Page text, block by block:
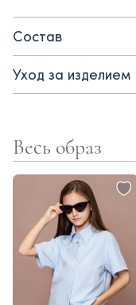
- подклад из вискозы
- прорезные карманы
Состав
Уход за изделием
Весь образ